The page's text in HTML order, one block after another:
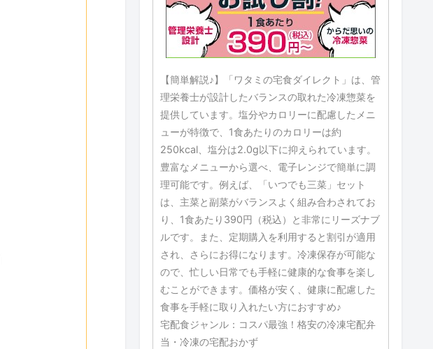
【簡単解説♪】「ワタミの宅食ダイレクト」は、管
理栄養士が設計したバランスの取れた冷凍惣菜を
提供しています。塩分やカロリーに配慮したメニ
ューが特徴で、1食あたりのカロリーは約
250kcal、塩分は2.0g以下に抑えられています。
豊富なメニューから選べ、電子レンジで簡単に調
理可能です。例えば、「いつでも三菜」セット
は、主菜と副菜がバランスよく組み合わされてお
り、1食あたり390円（税込）と非常にリーズナブ
ルです。また、定期購入を利用すると割引が適用
され、さらにお得になります。冷凍保存が可能な
ので、忙しい日常でも手軽に健康的な食事を楽し
むことができます。価格が安く、健康に配慮した
食事を手軽に取り入れたい方におすすめ♪
宅配食ジャンル：コスパ最強！格安の冷凍宅配弁
当・冷凍の宅配おかず